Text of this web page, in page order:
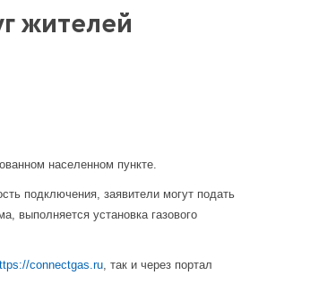
жителей
населенном пункте.
подключения, заявители могут подать
выполняется установка газового
connectgas.ru, так и через портал